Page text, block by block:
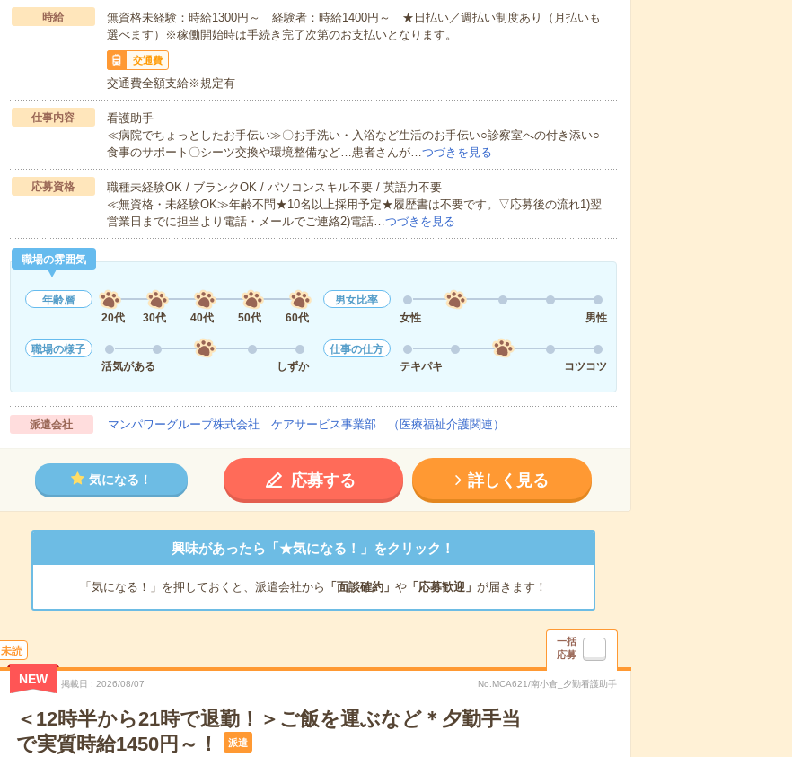
時給
無資格未経験：時給1300円～ 経験者：時給1400円～ ★日払い／週払い制度あり（月払いも
選べます）※稼働開始時は手続き完了次第のお支払いとなります。
交通費
交通費全額支給※規定有
仕事内容
看護助手
≪病院でちょっとしたお手伝い≫〇お手洗い・入浴など生活のお手伝い○診察室への付き添い○
食事のサポート〇シーツ交換や環境整備など…患者さんが…つづきを見る
応募資格
職種未経験OK / ブランクOK / パソコンスキル不要 / 英語力不要
≪無資格・未経験OK≫年齢不問★10名以上採用予定★履歴書は不要です。▽応募後の流れ1)翌
営業日までに担当より電話・メールでご連絡2)電話…つづきを見る
職場の雰囲気
年齢層
20代
30代 40代 50代 60代
男女比率
女性
男性
職場の様子
活気がある
しずか
仕事の仕方
テキパキ
コツコツ
派遣会社 マンパワーグループ株式会社 ケアサービス事業部 （医療福祉介護関連）
気になる！ 応募する 詳しく見る
興味があったら「★気になる！」をクリック！
「気になる！」を押しておくと、派遣会社から 「面談確約」 や「応募歓迎」 が届きます！
未読
一括
応募
NEW 掲載日 2026/08/07 No.MCA621/南小倉_夕勤看護助手
＜12時半から21時で退勤！＞ご飯を運ぶなど＊夕勤手当
で実質時給1450円～！
派遣